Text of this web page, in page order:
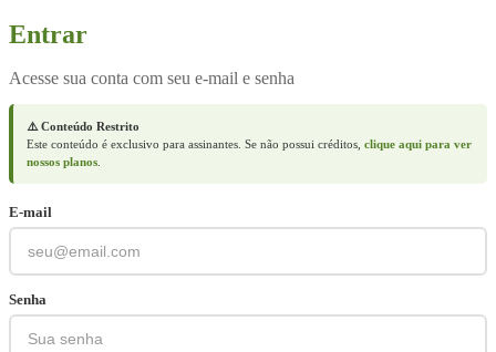
Entrar
Acesse sua conta com seu e-mail e senha
⚠️ Conteúdo Restrito
Este conteúdo é exclusivo para assinantes. Se não possui créditos, clique aqui para ver
nossos planos
E-mail
Senha